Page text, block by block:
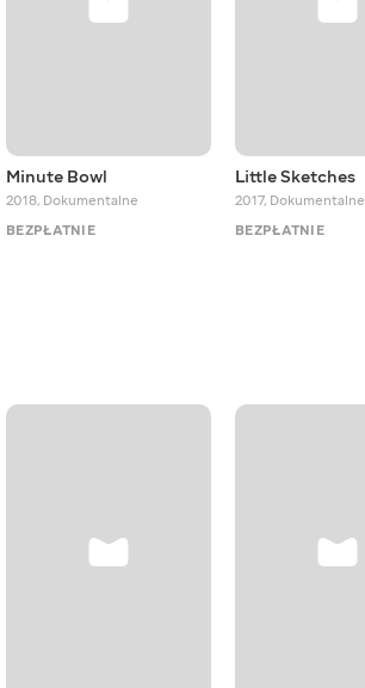
Minute Bowl
2018, Dokumentalne
BEZPŁATNIE
Little Sketches
2017, Dokumentalne
BEZPŁATNIE